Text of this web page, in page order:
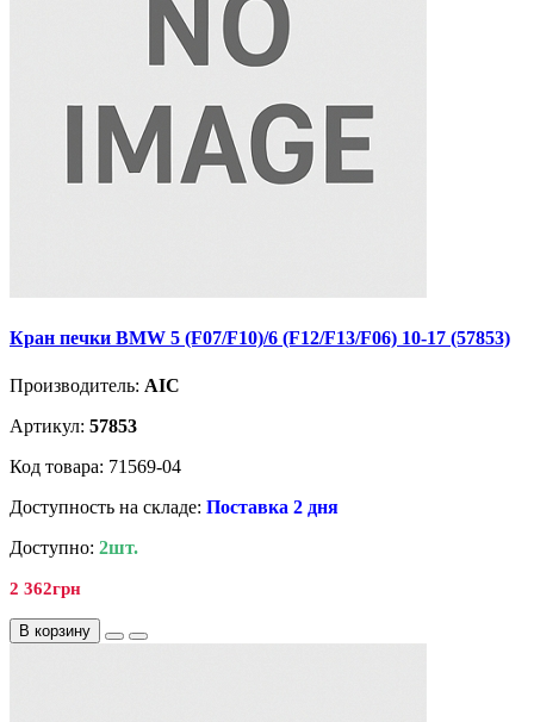
Кран печки BMW 5 (F07/F10)/6 (F12/F13/F06) 10-17 (57853)
Производитель: AIC
Артикул: 57853
Код товара: 71569-04
Доступность на складе: Поставка 2 дня
Доступно: 2шт.
2 362грн
В корзину